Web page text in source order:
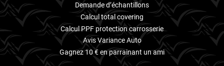
Demande d’échantillons
Calcul total covering
Calcul PPF protection carrosserie
Avis Variance Auto
Gagnez 10 € en parrainant un ami